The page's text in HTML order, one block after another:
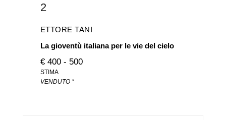
2
ETTORE TANI
La gioventù italiana per le vie del cielo
€ 400 - 500
STIMA
VENDUTO *